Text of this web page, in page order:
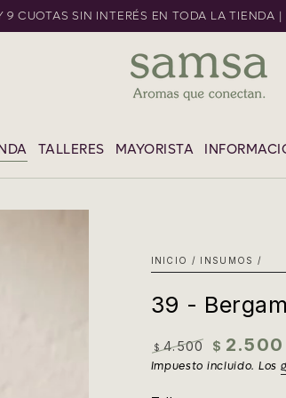
CONTENIDO
9 CUOTAS SIN INTERÉS EN TODA LA TIENDA
TALLERES MAYORISTA
INICIO / INSUMOS /
39 -
Precio
$ 4.500
Precio
$ 2.500
Impuesto incluido. Los